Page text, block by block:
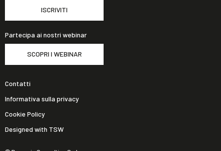
ISCRIVITI
Partecipa ai nostri webinar
SCOPRI I WEBINAR
Contatti
Informativa sulla privacy
Cookie Policy
Designed with TSW